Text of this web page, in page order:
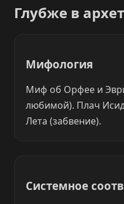
Глубже в
Мифология
Миф об Орфее и
любимой). Плач
Лета (забвение).
Системное